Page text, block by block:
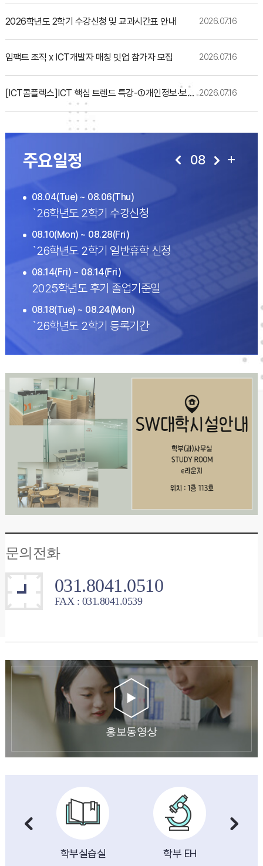
2026학년도 2학기 수강신청 및 교과시간표 안내 2026.07.16
임팩트 조직 x ICT개발자 매칭 밋업 참가자 모집 2026.07.16
[ICT콤플렉스]ICT 핵심 트렌드 특강-①개인정보·보안/②UX·UI/③AX 사례 2026.07.16
주요일정 08
08.04(Tue) ~ 08.06(Thu)
`26학년도 2학기 수강신청
08.10(Mon) ~ 08.28(Fri)
`26학년도 2학기 일반휴학 신청
08.14(Fri) ~ 08.14(Fri)
2025학년도 후기 졸업기준일
08.18(Tue) ~ 08.24(Mon)
`26학년도 2학기 등록기간
문의전화
031.8041.0510
FAX : 031.8041.0539
홍보동영상
학부실습실 학부 EH